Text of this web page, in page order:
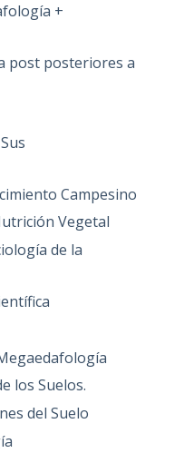
+
post posteriores a
Campesino
Vegetal
de la
los Suelos.
del Suelo